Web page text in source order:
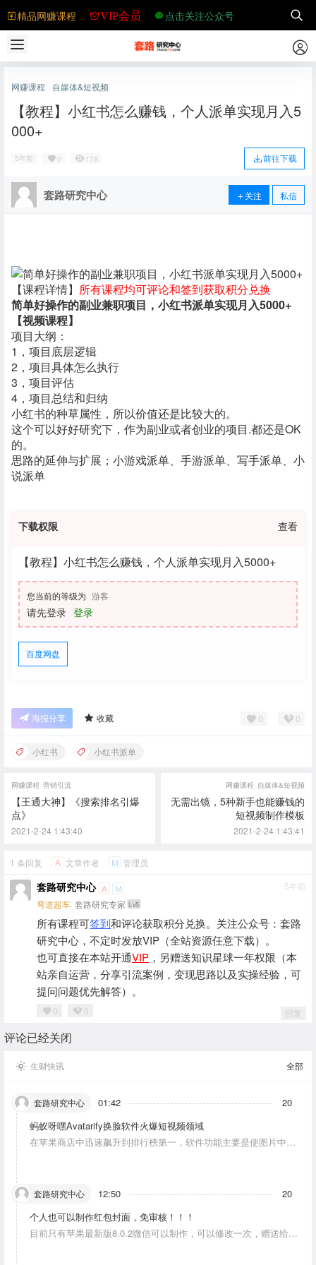
精品网赚课程 VIP会员 点击关注公众号
网赚课程 自媒体&短视频
【教程】小红书怎么赚钱，个人派单实现月入5
000+
5年前 0 178 前往下载
套路研究中心 关注 私信
【课程详情】 所有课程均可评论和签到获取积分兑换
简单好操作的副业兼职项目，小红书派单实现月入5000+
【视频课程】
项目大纲：
1，项目底层逻辑
2，项目具体怎么执行
3，项目评估
4，项目总结和归纳
小红书的种草属性，所以价值还是比较大的。
这个可以好好研究下，作为副业或者创业的项目.都还是OK
的。
思路的延伸与扩展；小游戏派单、手游派单、写手派单、小
说派单
下载权限 查看
【教程】小红书怎么赚钱，个人派单实现月入5000+
您当前的等级为 游客
请先登录 登录
百度网盘
海报分享 收藏 0 0
小红书 小红书派单
网赚课程 营销引流
【王通大神】《搜索排名引爆
点》
2021-2-24 1:43:40
网赚课程 自媒体&短视频
无需出镜，5种新手也能赚钱的
短视频制作模板
2021-2-24 1:43:41
1 条回复 A 文章作者 M 管理员
套路研究中心 A
M
弯道超车 套路研究专家 Lv5
5年前
所有课程可签到和评论获取积分兑换。关注公众号：套路
研究中心，不定时发放VIP（全站资源任意下载）。
也可直接在本站开通VIP ，另赠送知识星球一年权限（本
站亲自运营，分享引流案例，变现思路以及实操经验，可
提问问题优先解答）。
0 0 回复
评论已经关闭
生财快讯 全部
套路研究中心 01:42
20
蚂蚁呀嘿Avatarify换脸软件火爆短视频领域
在苹果商店中迅速飙升到排行榜第一，软件功能主要是使图片中的
套路研究中心 12:50
20
个人也可以制作红包封面，免审核！！！
目前只有苹果最新版8.0.2微信可以制作，可以修改一次，赠送给10